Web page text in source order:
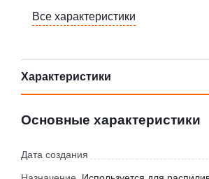
Все характеристики
Характеристики
Основные характеристики
Дата создания